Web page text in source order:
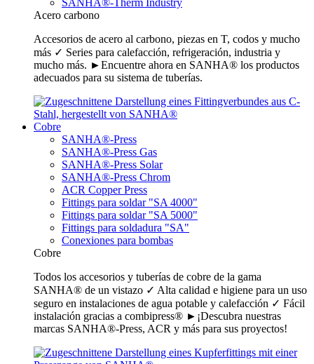
SANHA®-Therm Industry
Acero carbono
Accesorios de acero al carbono, piezas en T, codos y mucho
más ✓ Series para calefacción, refrigeración, industria y
mucho más. ►Encuentre ahora en SANHA® los productos
adecuados para su sistema de tuberías.
Cobre
SANHA®-Press
SANHA®-Press Gas
SANHA®-Press Solar
SANHA®-Press Chrom
ACR Copper Press
Fittings para soldar "SA 4000"
Fittings para soldar "SA 5000"
Fittings para soldadura "SA"
Conexiones para bombas
Cobre
Todos los accesorios y tuberías de cobre de la gama
SANHA® de un vistazo ✓ Alta calidad e higiene para un uso
seguro en instalaciones de agua potable y calefacción ✓ Fácil
instalación gracias a combipress® ►¡Descubra nuestras
marcas SANHA®-Press, ACR y más para sus proyectos!